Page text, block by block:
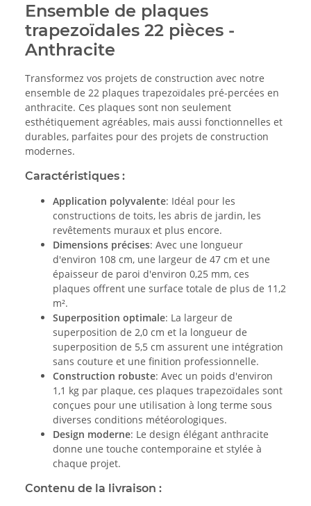
Ensemble de plaques
trapezoïdales 22 pièces -
Anthracite
Transformez vos projets de construction avec notre
ensemble de 22 plaques trapezoïdales pré-percées en
anthracite. Ces plaques sont non seulement
esthétiquement agréables, mais aussi fonctionnelles et
durables, parfaites pour des projets de construction
modernes.
Caractéristiques :
Application polyvalente: Idéal pour les
constructions de toits, les abris de jardin, les
revêtements muraux et plus encore.
Dimensions précises: Avec une longueur
d'environ 108 cm, une largeur de 47 cm et une
épaisseur de paroi d'environ 0,25 mm, ces
plaques offrent une surface totale de plus de 11,2
m².
Superposition optimale: La largeur de
superposition de 2,0 cm et la longueur de
superposition de 5,5 cm assurent une intégration
sans couture et une finition professionnelle.
Construction robuste: Avec un poids d'environ
1,1 kg par plaque, ces plaques trapezoïdales sont
conçues pour une utilisation à long terme sous
diverses conditions météorologiques.
Design moderne: Le design élégant anthracite
donne une touche contemporaine et stylée à
chaque projet.
Contenu de la livraison :